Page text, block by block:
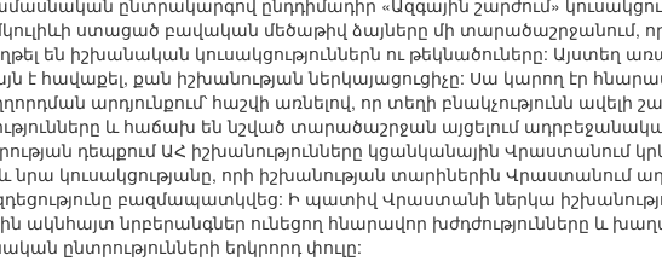
ընտրակարգով ընդդիմադիր «Ազգային շարժում»
ստացած բավական մեծաթիվ ձայները մի տարածաշրջանում,
են իշխանական կուսակցություններն ու թեկնածուները: Այստեղ
է հավաքել, քան իշխանության ներկայացուցիչը: Սա կարող էր
արդյունքում՝ հաշվի առնելով, որ տեղի բնակչությունն ավելի
և հաճախ են նշված տարածաշրջան այցելում
դեպքում ԱՀ իշխանությունները կցանկանային Վրաստանում
նրա կուսակցությանը, որի իշխանության տարիներին Վրաստանում
բազմապատկվեց: Ի պատիվ Վրաստանի ներկա
ակնհայտ նրբերանգներ ունեցող հնարավոր խժդժությունները և
ընտրությունների երկրորդ փուլը: